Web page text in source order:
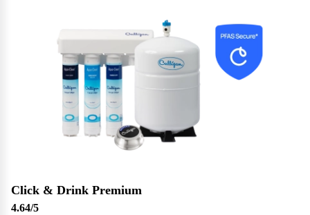
Click & Drink Premium
4.64/5